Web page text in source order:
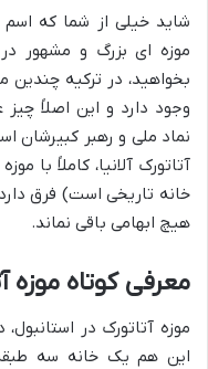
شاید خیلی از شما که اسم
موزه ای بزرگ و مشهور در
بخواهید، در ترکیه چندین
وجود دارد و این اصلاً
نماد ملی و رهبر کبیرشان
آتاتورک آلانیا، کاملاً با
خانه تاریخی است) فرق
هیچ ابهامی باقی نماند.
معرفی کوتاه موزه
موزه آتاتورک در استانبول،
این هم یکخانه سه